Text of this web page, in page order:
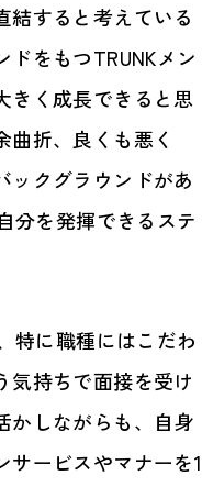
結すると考えている
をもつTRUNKメン
きく成長できると思
曲折、良くも悪く
ックグラウンドがあ
分を発揮できるステ
特に職種にはこだわ
気持ちで面接を受け
かしながらも、自身
サービスやマナーを1